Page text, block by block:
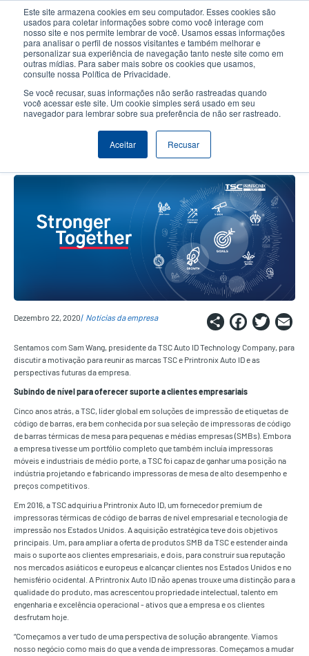
Este site armazena cookies em seu computador. Esses cookies são
usados para coletar informações sobre como você interage com
nosso site e nos permite lembrar de você. Usamos essas informações
para analisar o perfil de nossos visitantes e também melhorar e
personalizar sua experiência de navegação tanto neste site como em
outras mídias. Para saber mais sobre os cookies que usamos,
consulte nossa Política de Privacidade.
Se você recusar, suas informações não serão rastreadas quando
você acessar este site. Um cookie simples será usado em seu
navegador para lembrar sobre sua preferência de não ser rastreado.
Aceitar Recusar
conteúdo
principal
User
account
User
Header
Seletor de Produto Contactar Vendas
EXCLUSIVO: Unindo Nossas
Marcas e Impacto para a Empresa
Dezembro 22, 2020 Notícias da empresa Share
Sentamos com Sam Wang, presidente da TSC Auto ID Technology Company, para
discutir a motivação para reunir as marcas TSC e Printronix Auto ID e as
perspectivas futuras da empresa.
Subindo de nível para oferecer suporte a clientes empresariais
Cinco anos atrás, a TSC, líder global em soluções de impressão de etiquetas de
código de barras, era bem conhecida por sua seleção de impressoras de código
de barras térmicas de mesa para pequenas e médias empresas (SMBs). Embora
a empresa tivesse um portfólio completo que também incluía impressoras
móveis e industriais de médio porte, a TSC foi capaz de ganhar uma posição na
indústria projetando e fabricando impressoras de mesa de alto desempenho e
preços competitivos.
Em 2016, a TSC adquiriu a Printronix Auto ID, um fornecedor premium de
impressoras térmicas de código de barras de nível empresarial e tecnologia de
impressão nos Estados Unidos. A aquisição estratégica teve dois objetivos
principais. Um, para ampliar a oferta de produtos SMB da TSC e estender ainda
mais o suporte aos clientes empresariais, e dois, para construir sua reputação
nos mercados asiáticos e europeus e alcançar clientes nos Estados Unidos e no
hemisfério ocidental. A Printronix Auto ID não apenas trouxe uma distinção para a
qualidade do produto, mas acrescentou propriedade intelectual, talento em
engenharia e excelência operacional - ativos que a empresa e os clientes
desfrutam hoje.
“Começamos a ver tudo de uma perspectiva de solução abrangente. Víamos
nosso negócio como mais do que a venda de impressoras. Começamos a mudar